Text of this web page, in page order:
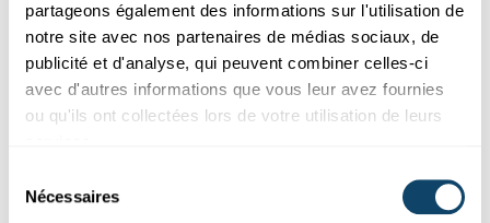
partageons également des informations sur l'utilisation de
notre site avec nos partenaires de médias sociaux, de
publicité et d'analyse, qui peuvent combiner celles-ci
avec d'autres informations que vous leur avez fournies
ou qu'ils ont collectées lors de votre utilisation de leurs
Nécessaires
Recherche au Luxembourg
SANTÉ
Quel est l’effet de la séparation des parents
sur le poids de l’enfant ?
l’indice de masse corporelle (IMC) des enfants de parents sép...